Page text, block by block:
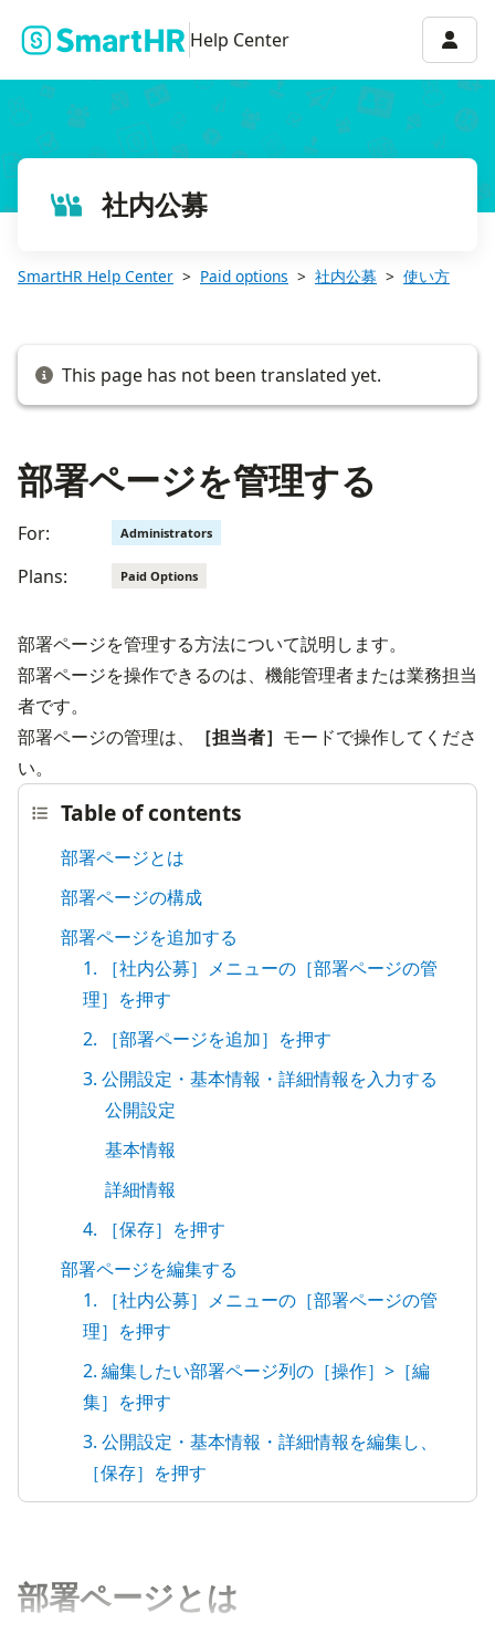
Help Center
社内公募
SmartHR Help Center Paid options 社内公募 使い方
This page has not been translated yet.
部署ページを管理する
For: Administrators
Plans: Paid Options
部署ページを管理する方法について説明します。
部署ページを操作できるのは、機能管理者または業務担当
者です。
部署ページの管理は、
［担当者］ モードで操作してくださ
い。
Table of contents
部署ページとは
部署ページの構成
部署ページを追加する
1. ［社内公募］メニューの［部署ページの管
理］を押す
2. ［部署ページを追加］を押す
3. 公開設定・基本情報・詳細情報を入力する
公開設定
基本情報
詳細情報
4. ［保存］を押す
部署ページを編集する
1. ［社内公募］メニューの［部署ページの管
理］を押す
2. 編集したい部署ページ列の［操作］>［編
集］を押す
3. 公開設定・基本情報・詳細情報を編集し、
［保存］を押す
部署ページとは